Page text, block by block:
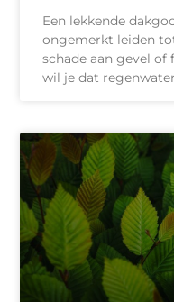
Een lekkende
ongemerkt leiden
schade aan gevel
wil je dat regenwater